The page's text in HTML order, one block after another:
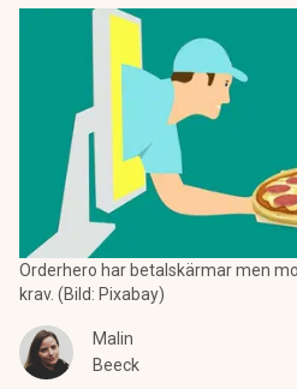
Orderhero har betalskärmar men
krav. (Bild: Pixabay)
Malin
Beeck